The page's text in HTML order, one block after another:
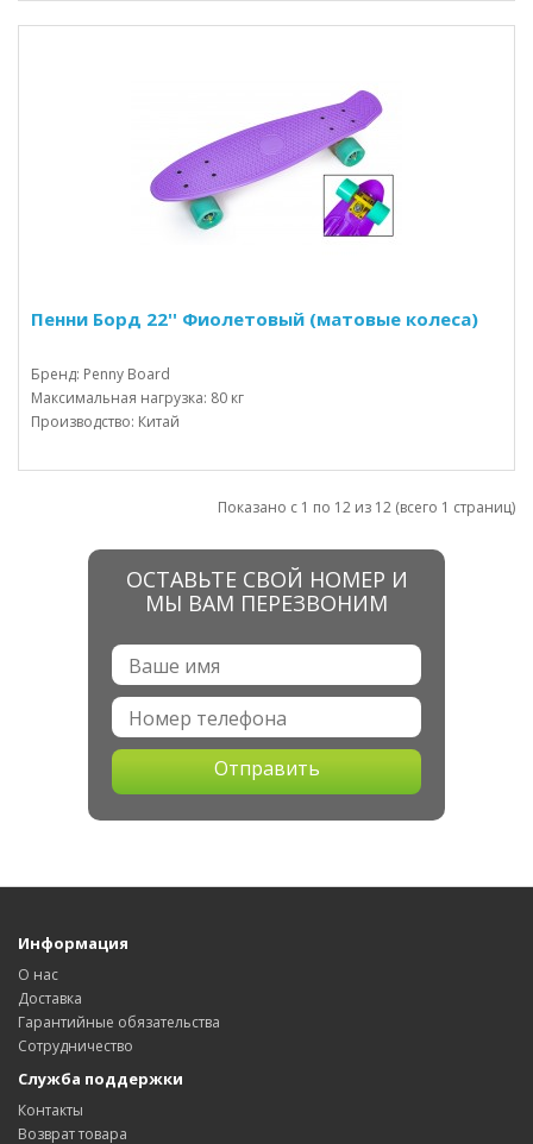
Пенни Борд 22'' Фиолетовый (матовые колеса)
Бренд: Penny Board
Максимальная нагрузка: 80 кг
Производство: Китай
Показано с 1 по 12 из 12 (всего 1 страниц)
ОСТАВЬТЕ СВОЙ НОМЕР И
МЫ ВАМ ПЕРЕЗВОНИМ
Отправить
Информация
О нас
Доставка
Гарантийные обязательства
Сотрудничество
Служба поддержки
Контакты
Возврат товара